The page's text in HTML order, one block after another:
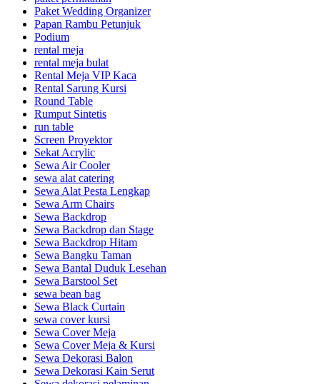
Paket Wedding Organizer
Papan Rambu Petunjuk
Podium
rental meja
rental meja bulat
Rental Meja VIP Kaca
Rental Sarung Kursi
Round Table
Rumput Sintetis
run table
Screen Proyektor
Sekat Acrylic
Sewa Air Cooler
sewa alat catering
Sewa Alat Pesta Lengkap
Sewa Arm Chairs
Sewa Backdrop
Sewa Backdrop dan Stage
Sewa Backdrop Hitam
Sewa Bangku Taman
Sewa Bantal Duduk Lesehan
Sewa Barstool Set
sewa bean bag
Sewa Black Curtain
sewa cover kursi
Sewa Cover Meja
Sewa Cover Meja & Kursi
Sewa Dekorasi Balon
Sewa Dekorasi Kain Serut